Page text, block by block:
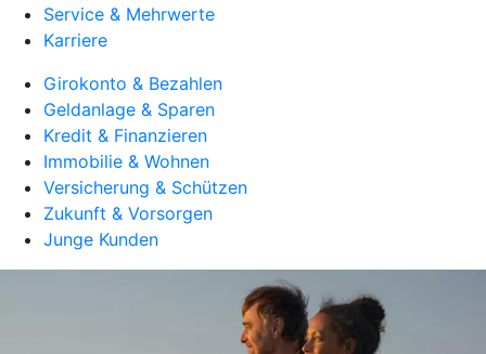
Service & Mehrwerte
Karriere
Girokonto & Bezahlen
Geldanlage & Sparen
Kredit & Finanzieren
Immobilie & Wohnen
Versicherung & Schützen
Zukunft & Vorsorgen
Junge Kunden